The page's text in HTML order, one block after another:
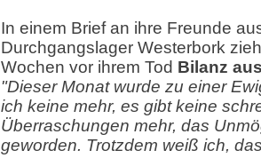
In einem Brief an ihre Freunde
Durchgangslager Westerbork
Wochen vor ihrem Tod Bilanz
"Dieser Monat wurde zu einer
ich keine mehr, es gibt keine
Überraschungen mehr, das
geworden. Trotzdem weiß ich,